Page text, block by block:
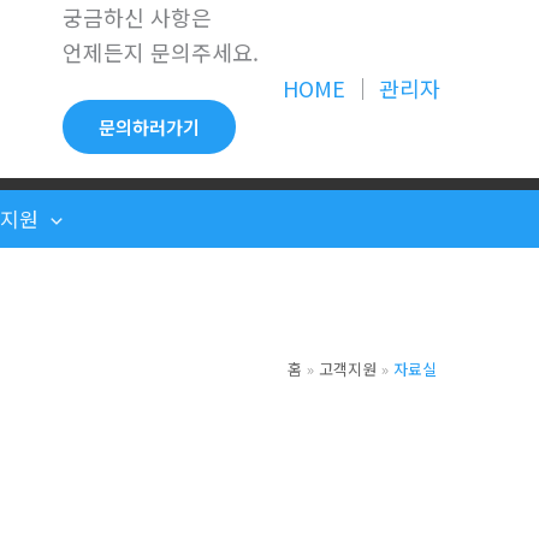
궁금하신 사항은
언제든지 문의주세요.
문의하러가기
HOME │ 관리자
원
홈 고객지원 자료실